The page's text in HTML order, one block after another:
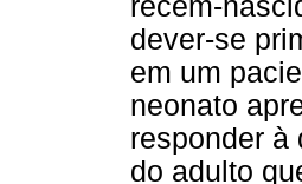
recém-
dever-se
em um
neonato
responder à
do adulto